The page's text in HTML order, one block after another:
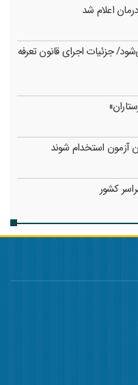
اعلام شد
پرداخت می‌شود/ جزئیات اجرای قانون تعرفه
آزمون استخدام شوند
کشور